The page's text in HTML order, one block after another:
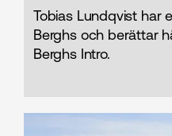
Tobias Lundqvist har
Berghs och berättar
Berghs Intro.